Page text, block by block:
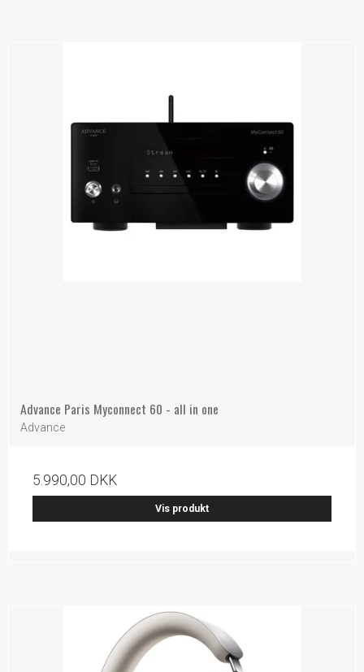
Advance Paris Myconnect 60 - all in one
Advance
5.990,00 DKK
Vis produkt